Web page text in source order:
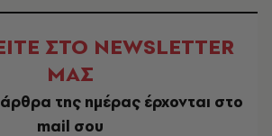
ΣΤΟ NEWSLETTER
ΜΑΣ
της ημέρας έρχονται στο
mail σου